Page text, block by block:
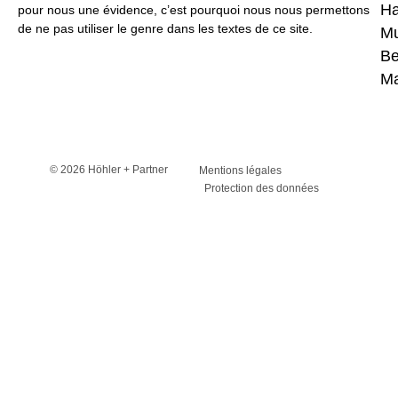
pour nous une évidence, c’est pourquoi nous nous permettons
de ne pas utiliser le genre dans les textes de ce site.
© 2026 Höhler + Partner
Mentions légales
Protection des données